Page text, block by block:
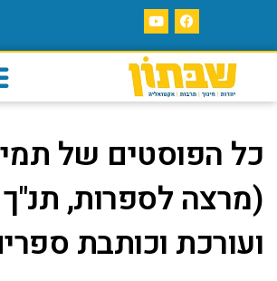
כל הפוסטים של
(מרצה לספרות, תנ"ך
ועורכת וכותבת